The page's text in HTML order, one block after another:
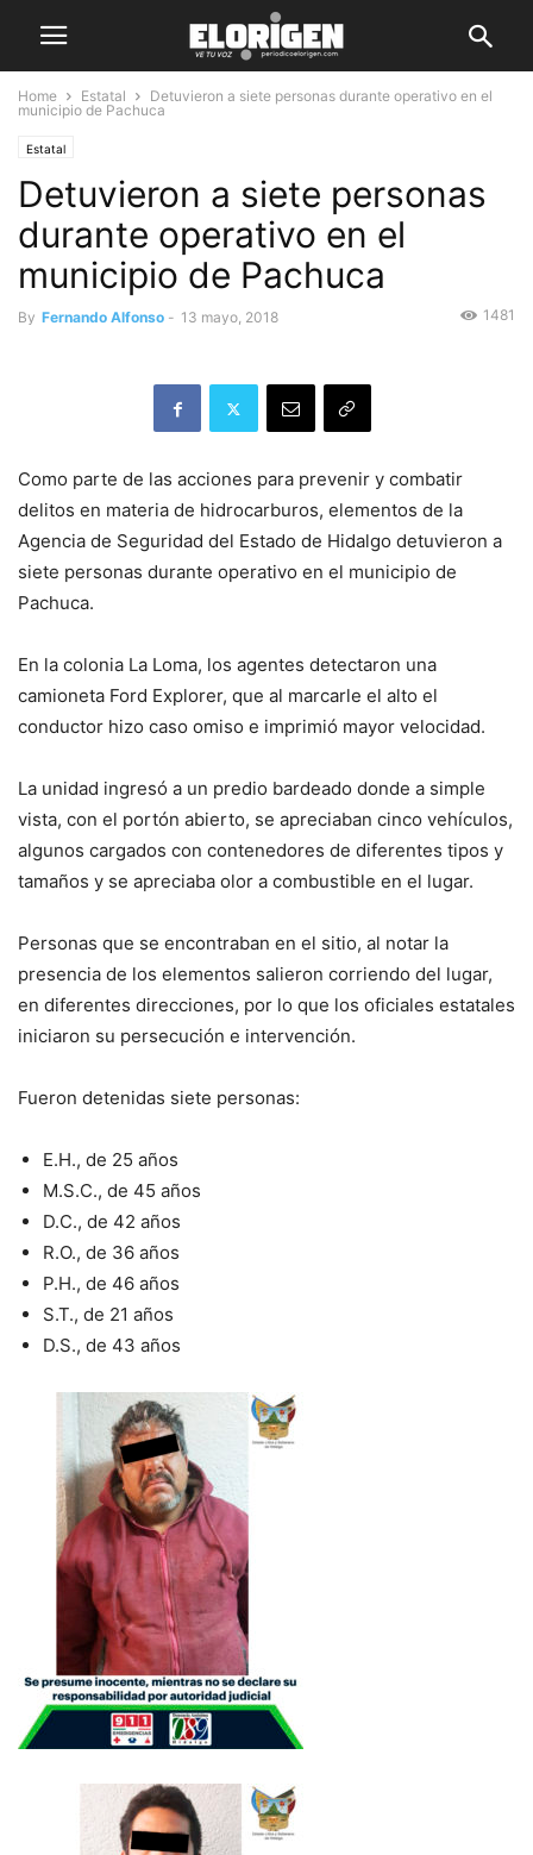
Home Estatal
Detuvieron a siete personas durante operativo en el
municipio de Pachuca
Estatal
Detuvieron a siete personas
durante operativo en el
municipio de Pachuca
By Fernando Alfonso - 13 mayo, 2018 1481
Como parte de las acciones para prevenir y combatir
delitos en materia de hidrocarburos, elementos de la
Agencia de Seguridad del Estado de Hidalgo detuvieron a
siete personas durante operativo en el municipio de
Pachuca.
En la colonia La Loma, los agentes detectaron una
camioneta Ford Explorer, que al marcarle el alto el
conductor hizo caso omiso e imprimió mayor velocidad.
La unidad ingresó a un predio bardeado donde a simple
vista, con el portón abierto, se apreciaban cinco vehículos,
algunos cargados con contenedores de diferentes tipos y
tamaños y se apreciaba olor a combustible en el lugar.
Personas que se encontraban en el sitio, al notar la
presencia de los elementos salieron corriendo del lugar,
en diferentes direcciones, por lo que los oficiales estatales
iniciaron su persecución e intervención.
Fueron detenidas siete personas:
E.H., de 25 años
M.S.C., de 45 años
D.C., de 42 años
R.O., de 36 años
P.H., de 46 años
S.T., de 21 años
D.S., de 43 años